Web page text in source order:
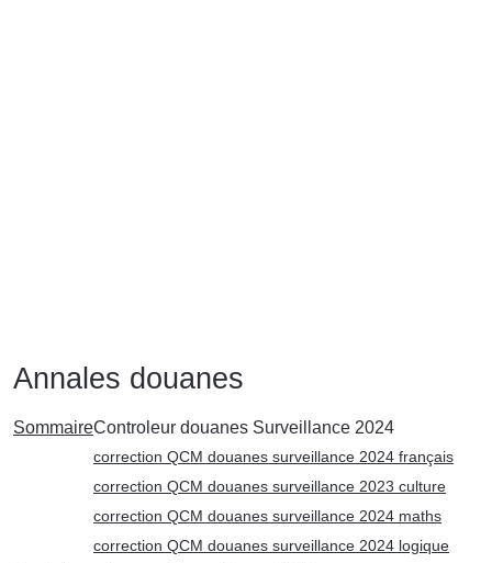
Annales douanes
SommaireControleur douanes Surveillance 2024
correction QCM douanes surveillance 2024 français
correction QCM douanes surveillance 2023 culture
correction QCM douanes surveillance 2024 maths
correction QCM douanes surveillance 2024 logique